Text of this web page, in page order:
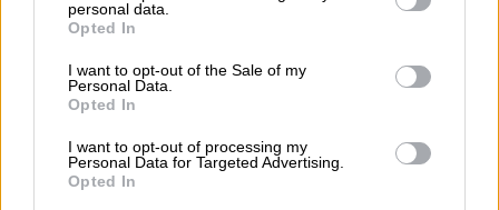
personal data.
Opted In
I want to opt-out of the Sale of my
Personal Data.
Opted In
I want to opt-out of processing my
Personal Data for Targeted Advertising.
Opted In